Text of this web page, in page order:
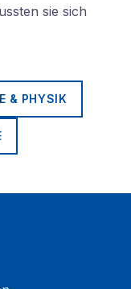
sie sich
& PHYSIK